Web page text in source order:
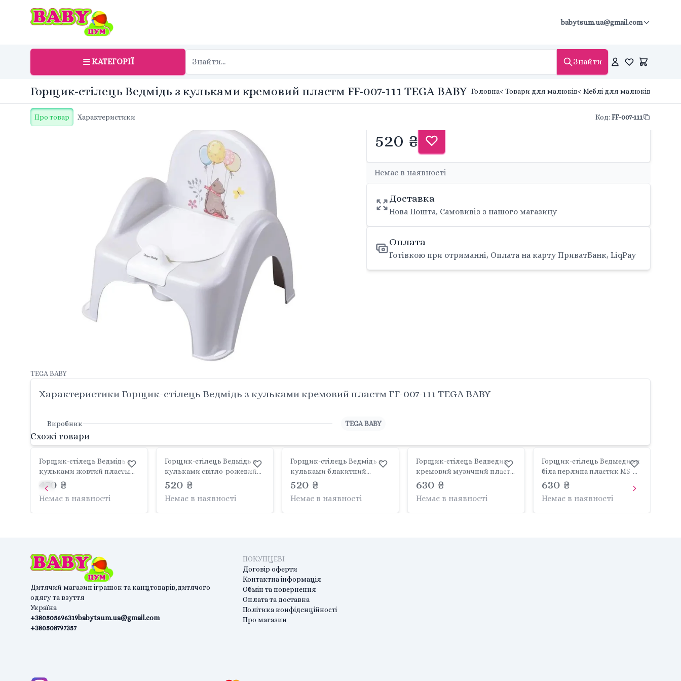
babytsum.ua@gmail.com
КАТЕГОРІЇ Знайти
Горщик-стілець Ведмідь з кульками кремовий пластм FF-007-111 TEGA BABY Головна< Товари для малюків< Меблі для малюків
Про товар Характеристики Код: FF-007-111
TEGA BABY
520 ₴
Немає в наявності
Доставка
Нова Пошта, Самовивіз з нашого магазину
Оплата
Готівкою при отриманні, Оплата на карту ПриватБанк, LiqPay
Характеристики Горщик-стілець Ведмідь з кульками кремовий пластм FF-007-111 TEGA BABY
Виробник TEGA BABY
Схожі товари
Горщик-стілець Ведмідь з
кульками жовтий пластм
470 ₴
Немає в наявності
Горщик-стілець Ведмідь з
кульками світло-рожевий
520 ₴
Немає в наявності
Горщик-стілець Ведмідь з
кульками блакитний
520 ₴
Немає в наявності
Горщик-стілець Ведведик
кремовий музичний пластм
630 ₴
Немає в наявності
Горщик-стілець Ведмедики
біла перлина пластик MS-
630 ₴
Немає в наявності
Дитячий магазин іграшок та канцтоварів,дитячого
одягу та взуття
Україна
+380505696319
+380508797357
babytsum.ua@gmail.com
ПОКУПЦЕВІ
Договір оферти
Контактна інформація
Обмін та повернення
Оплата та доставка
Політика конфіденційності
Про магазин